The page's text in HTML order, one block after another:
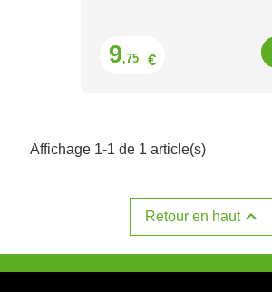
9,75 €
Affichage 1-1 de 1 article(s)
Retour en haut